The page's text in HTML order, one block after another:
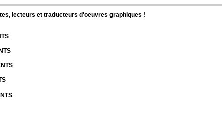
lecteurs et traducteurs d'oeuvres graphiques !